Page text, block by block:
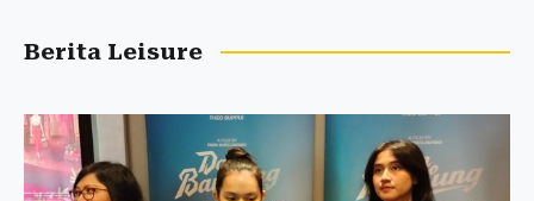
Berita Leisure